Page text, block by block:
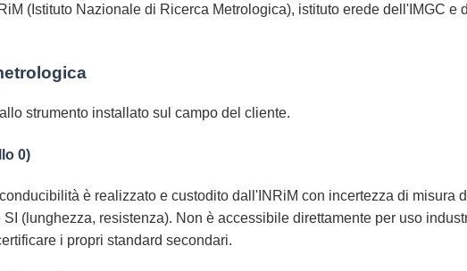
(Istituto Nazionale di Ricerca Metrologica), istituto erede dell'IMGC
strumento installato sul campo del cliente.
0)
è realizzato e custodito dall'INRiM con incertezza di
(lunghezza, resistenza). Non è accessibile direttamente per uso
i propri standard secondari.